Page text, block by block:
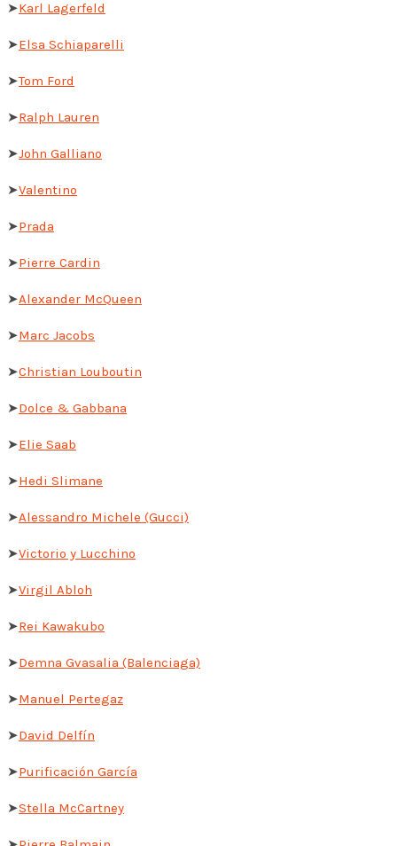
➤Karl Lagerfeld
➤Elsa Schiaparelli
➤Tom Ford
➤Ralph Lauren
➤John Galliano
➤Valentino
➤Prada
➤Pierre Cardin
➤Alexander McQueen
➤Marc Jacobs
➤Christian Louboutin
➤Dolce & Gabbana
➤Elie Saab
➤Hedi Slimane
➤Alessandro Michele (Gucci)
➤Victorio y Lucchino
➤Virgil Abloh
➤Rei Kawakubo
➤Demna Gvasalia (Balenciaga)
➤Manuel Pertegaz
➤David Delfín
➤Purificación García
➤Stella McCartney